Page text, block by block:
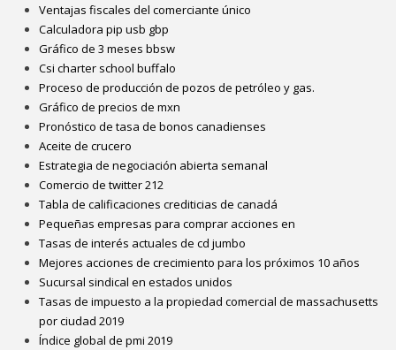
Ventajas fiscales del comerciante único
Calculadora pip usb gbp
Gráfico de 3 meses bbsw
Csi charter school buffalo
Proceso de producción de pozos de petróleo y gas.
Gráfico de precios de mxn
Pronóstico de tasa de bonos canadienses
Aceite de crucero
Estrategia de negociación abierta semanal
Comercio de twitter 212
Tabla de calificaciones crediticias de canadá
Pequeñas empresas para comprar acciones en
Tasas de interés actuales de cd jumbo
Mejores acciones de crecimiento para los próximos 10 años
Sucursal sindical en estados unidos
Tasas de impuesto a la propiedad comercial de massachusetts
por ciudad 2019
Índice global de pmi 2019